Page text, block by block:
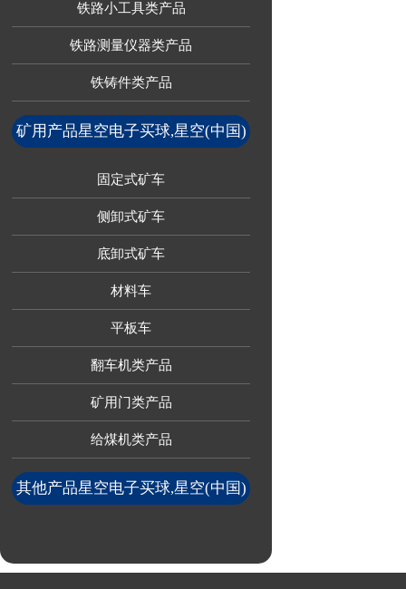
铁路小工具类产品
铁路测量仪器类产品
铁铸件类产品
矿用产品星空电子买球,星空(中国)
固定式矿车
侧卸式矿车
底卸式矿车
材料车
平板车
翻车机类产品
矿用门类产品
给煤机类产品
其他产品星空电子买球,星空(中国)